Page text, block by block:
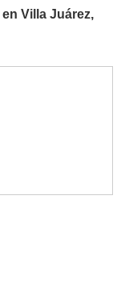
en Villa Juárez,